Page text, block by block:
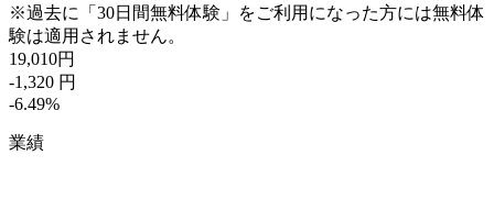
※過去に「30日間無料体験」をご利用になった方には無料体
験は適用されません。
19,010円
-1,320 円
-6.49%
業績